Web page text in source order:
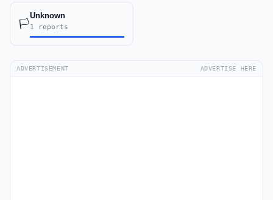
🏳️
Unknown
1 reports
ADVERTISEMENT ADVERTISE HERE